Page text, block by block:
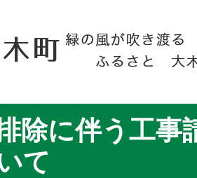
除に伴う工事
て